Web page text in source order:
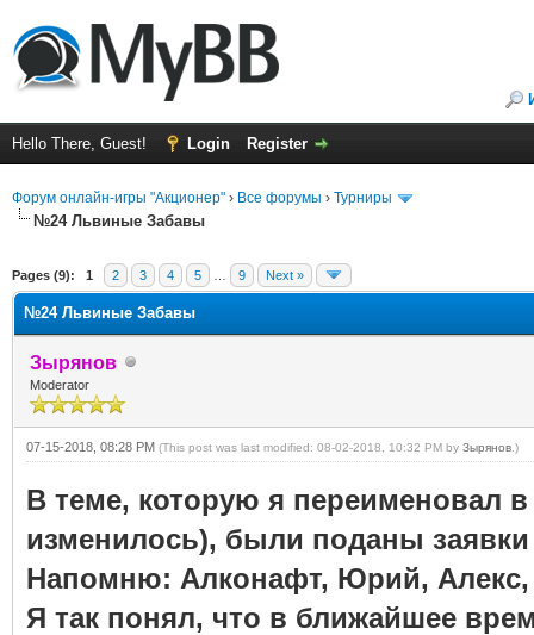
Hello There, Guest! Login Register
Форум онлайн-игры "Акционер" › Все форумы › Турниры
№24 Львиные Забавы
Pages (9): 1 2 3 4 5 9 Next »
№24 Львиные Забавы
Зырянов
Moderator
07-15-2018, 08:28 PM (This post was last modified: 08-02-2018, 10:32 PM by Зырянов .)
В теме, которую я переименовал
изменилось), были поданы
Напомню: Алконафт, Юрий, Алекс,
Я так понял, что в ближайшее